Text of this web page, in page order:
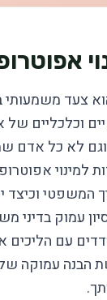
הוא צעד
וכלכליים
לא כל אדם
למינוי
המשפטי וכיצד
עמוק בדיני
עם הליכים
עמוקה של